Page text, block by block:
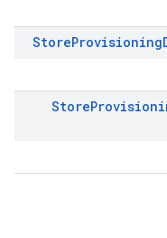
StoreProvisioning
Store